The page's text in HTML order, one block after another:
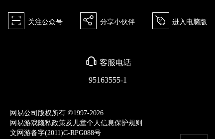
򰀁 关注公众号 򰀂 分享小伙伴 򰀄 进入电脑版
򰀃 客服电话
95163555-1
网易公司版权所有 ©1997-2026
网易游戏隐私政策及儿童个人信息保护规则
文网游备字(2011)C-RPG088号